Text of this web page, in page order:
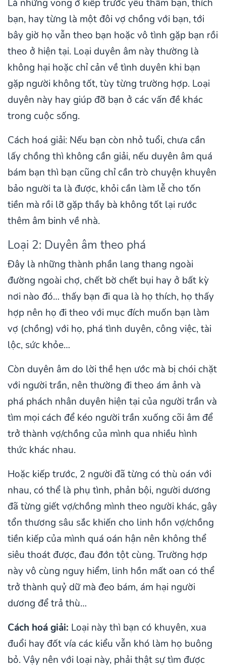
Là những vong ở kiếp trước yêu thầm bạn, thích
bạn, hay từng là một đôi vợ chồng với bạn, tới
bây giờ họ vẫn theo bạn hoặc vô tình gặp bạn rồi
theo ở hiện tại. Loại duyên âm này thường là
không hại hoặc chỉ cản về tình duyên khi bạn
gặp người không tốt, tùy từng trường hợp. Loại
duyên này hay giúp đỡ bạn ở các vấn đề khác
trong cuộc sống.
Cách hoá giải: Nếu bạn còn nhỏ tuổi, chưa cần
lấy chồng thì không cần giải, nếu duyên âm quá
bám bạn thì bạn cũng chỉ cần trò chuyện khuyên
bảo người ta là được, khỏi cần làm lễ cho tốn
tiền mà rồi lỡ gặp thầy bà không tốt lại rước
thêm âm binh về nhà.
Loại 2: Duyên âm theo phá
Đây là những thành phần lang thang ngoài
đường ngoài chợ, chết bờ chết bụi hay ở bất kỳ
nơi nào đó… thấy bạn đi qua là họ thích, họ thấy
hợp nên họ đi theo với mục đích muốn bạn làm
vợ (chồng) với họ, phá tình duyên, công việc, tài
lộc, sức khỏe…
Còn duyên âm do lời thề hẹn ước mà bị chói chặt
với người trần, nên thường đi theo ám ảnh và
phá phách nhân duyên hiện tại của người trần và
tìm mọi cách để kéo người trần xuống cõi âm để
trở thành vợ/chồng của mình qua nhiều hình
thức khác nhau.
Hoặc kiếp trước, 2 người đã từng có thù oán với
nhau, có thể là phụ tình, phản bội, người dương
đã từng giết vợ/chồng mình theo người khác, gây
tổn thương sâu sắc khiến cho linh hồn vợ/chồng
tiền kiếp của mình quá oán hận nên không thể
siêu thoát được, đau đớn tột cùng. Trường hợp
này vô cùng nguy hiểm, linh hồn mất oan có thể
trở thành quỷ dữ mà đeo bám, ám hại người
dương để trả thù…
Cách hoá giải: Loại này thì bạn có khuyên, xua
đuổi hay đốt vía các kiểu vẫn khó làm họ buông
bỏ. Vậy nên với loại này, phải thật sự tìm được